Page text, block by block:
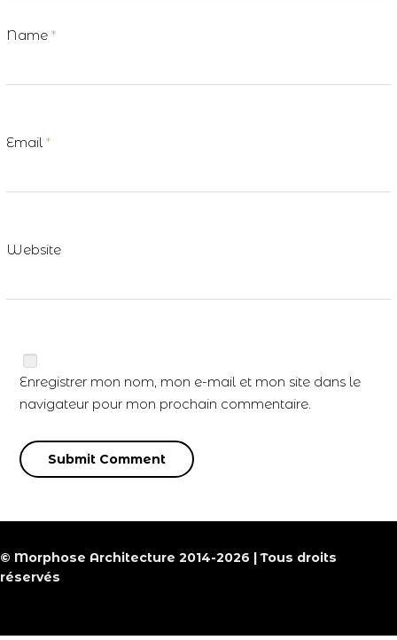
Name*
Email*
Website
Enregistrer mon nom, mon e-mail et mon site dans le
navigateur pour mon prochain commentaire.
© Morphose Architecture 2014-2026 | Tous droits
réservés